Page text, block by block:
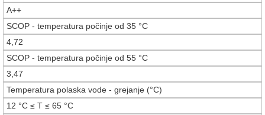
A++
SCOP - temperatura počinje od 35 °C
4,72
SCOP - temperatura počinje od 55 °C
3,47
Temperatura polaska vode - grejanje (°C)
12 °C ≤ T ≤ 65 °C